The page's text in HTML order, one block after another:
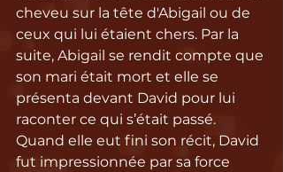
cheveu sur la tête d'Abigail ou de
ceux qui lui étaient chers. Par la
suite, Abigail se rendit compte que
son mari était mort et elle se
présenta devant David pour lui
raconter ce qui s’était passé.
Quand elle eut fini son récit, David
fut impressionnée par sa force